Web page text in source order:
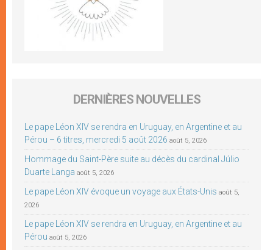
DERNIÈRES NOUVELLES
Le pape Léon XIV se rendra en Uruguay, en Argentine et au
Pérou – 6 titres, mercredi 5 août 2026 août 5, 2026
Hommage du Saint-Père suite au décès du cardinal Júlio
Duarte Langa août 5, 2026
Le pape Léon XIV évoque un voyage aux États-Unis août 5,
2026
Le pape Léon XIV se rendra en Uruguay, en Argentine et au
Pérou août 5, 2026